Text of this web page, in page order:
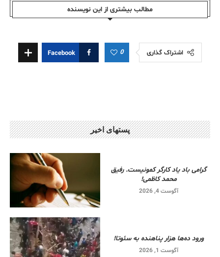
مطالب بیشتری از این نویسندە
اشتراک گذاری 0
Facebook
پستهای اخیر
گرامی باد یاد کارگر کمونیست. رفیق
محمد کاظمی!
آگوست 4, 2026
ورود ده‌ها هزار پناهنده به سئوتا!
آگوست 1, 2026